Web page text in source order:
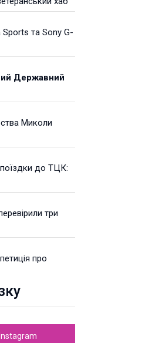
Sports та Sony G-
Державний
Миколи
поїздки до ТЦК:
три
про
Instagram